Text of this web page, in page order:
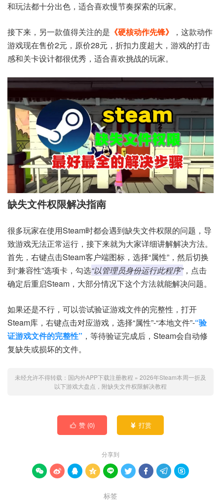
和玩法都十分出色，适合喜欢慢节奏探索的玩家。
接下来，另一款值得关注的是 《硬核动作先锋》
，这款动作
游戏现在售价2元，原价28元，折扣力度超大，游戏的打击
感和关卡设计都很优秀，适合喜欢挑战的玩家。
缺失文件权限解决指南
很多玩家在使用Steam时都会遇到缺失文件权限的问题，导
致游戏无法正常运行，接下来就为大家详细讲解解决方法。
首先，右键点击Steam客户端图标，选择“属性”，然后切换
到“兼容性”选项卡，勾选“以管理员身份运行此程序”，点击
确定后重启Steam，大部分情况下这个方法就能解决问题。
如果还是不行，可以尝试验证游戏文件的完整性，打开
Steam库，右键点击对应游戏，选择“属性”-“本地文件”-“验
证游戏文件的完整性” ，等待验证完成后，Steam会自动修
复缺失或损坏的文件。
未经允许不得转载： 国内外APP下载注册教程 » 2026年Steam本周一折及
以下游戏大盘点，附缺失文件权限解决教程
 赞 (0)  打赏
分享到
        
标签